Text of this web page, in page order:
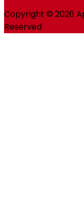
Copyright © 2026
Reserved